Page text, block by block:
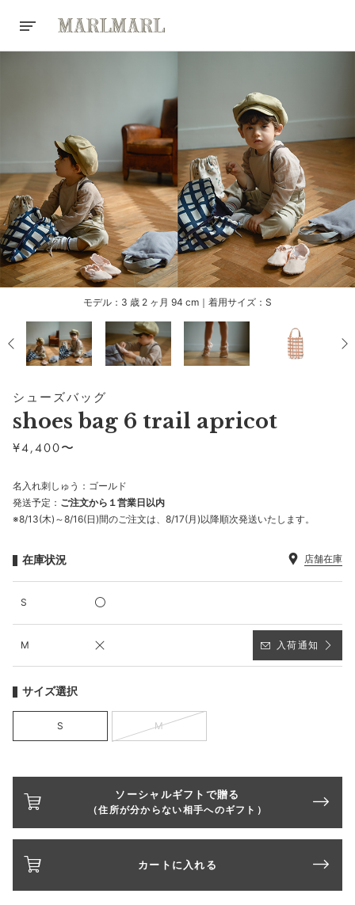
モデル：3 歳 2 ヶ月 94 cm｜着用サイズ：S
シューズバッグ
shoes bag 6 trail apricot
¥4,400〜
名入れ刺しゅう：ゴールド
発送予定： ご注文から１営業日以内
※8/13(木)～8/16(日)間のご注文は、8/17(月)以降順次発送いたします。
在庫状況 店舗在庫
S
M 入荷通知
サイズ選択
S M
ソーシャルギフトで贈る
（住所が分からない相手へのギフト）
カートに入れる